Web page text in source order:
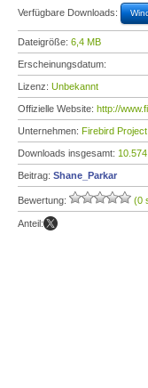
Verfügbare Downloads:
Dateigröße: 6,4 MB
Erscheinungsdatum:
Lizenz: Unbekannt
Offizielle Website: http://
Unternehmen: Firebird Project
Downloads insgesamt: 10.574
Beitrag: Shane_Parkar
Bewertung: (0
Anteil: